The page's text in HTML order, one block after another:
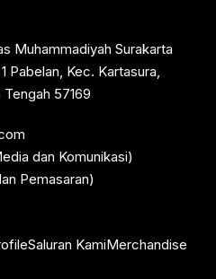
Muhammadiyah Surakarta
Pabelan, Kec. Kartasura,
57169
dan Komunikasi)
Pemasaran)
Saluran KamiMerchandise